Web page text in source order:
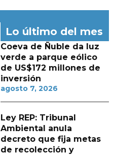
Lo último del mes
Coeva de Ñuble da luz
verde a parque eólico
de US$172 millones de
inversión
agosto 7, 2026
Ley REP: Tribunal
Ambiental anula
decreto que fija metas
de recolección y